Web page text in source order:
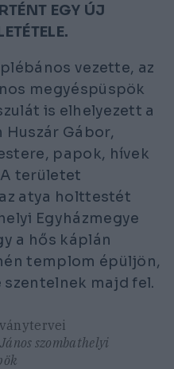
EGY ÚJ
vezette, az
megyéspüspök
is elhelyezett a
Huszár Gábor,
papok, hívek
területet
atya holttestét
Egyházmegye
a hős káplán
templom épüljön,
majd fel.
szombathelyi